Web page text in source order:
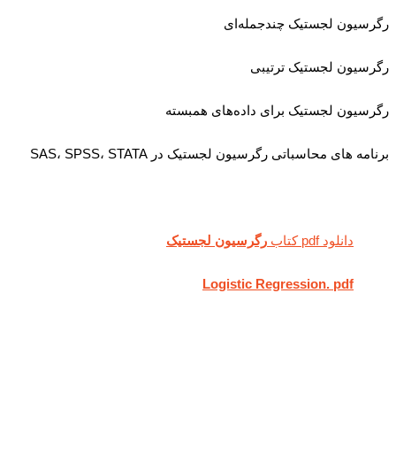
رگرسیون لجستیک چندجمله‌ای
رگرسیون لجستیک ترتیبی
رگرسیون لجستیک برای داده‌های همبسته
برنامه های محاسباتی رگرسیون لجستیک در SAS، SPSS، STATA
دانلود pdf کتاب رگرسیون لجستیک
Logistic Regression. pdf